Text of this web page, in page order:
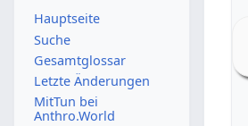
Hauptseite
Suche
Gesamtglossar
Letzte Änderungen
MitTun bei
Anthro.World